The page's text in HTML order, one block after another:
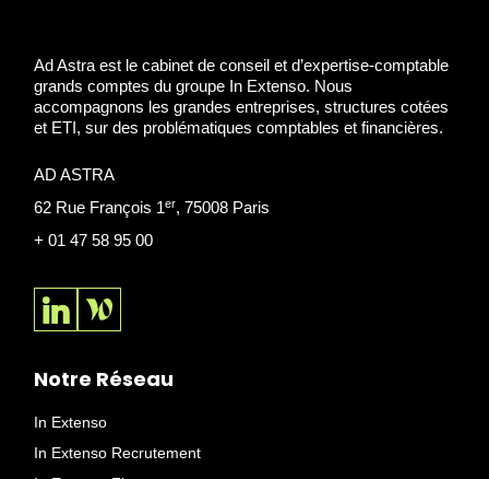
Ad Astra est le cabinet de conseil et d’expertise-comptable
grands comptes du groupe In Extenso. Nous
accompagnons les grandes entreprises, structures cotées
et ETI, sur des problématiques comptables et financières.
AD ASTRA
62 Rue François 1er, 75008 Paris
+ 01 47 58 95 00
Notre Réseau
In Extenso
In Extenso Recrutement